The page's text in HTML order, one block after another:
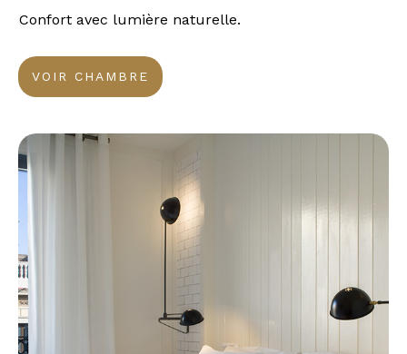
Confort avec lumière naturelle.
VOIR CHAMBRE